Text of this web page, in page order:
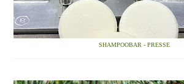
SHAMPOOBAR - PRESSE